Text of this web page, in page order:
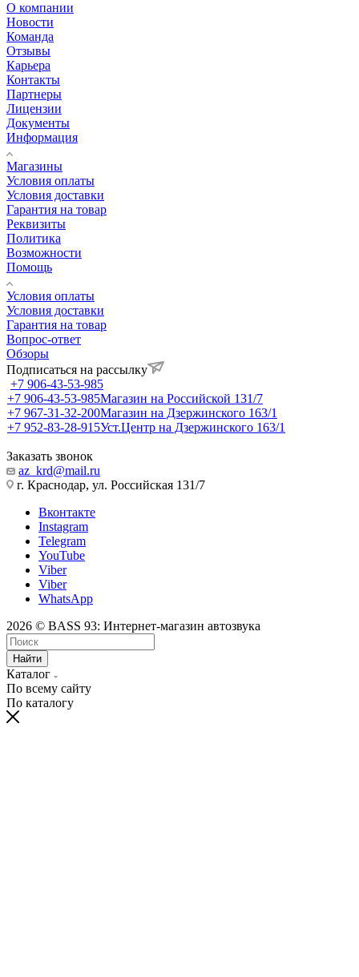
О компании
Новости
Команда
Отзывы
Карьера
Контакты
Партнеры
Лицензии
Документы
Информация
Магазины
Условия оплаты
Условия доставки
Гарантия на товар
Реквизиты
Политика
Возможности
Помощь
Условия оплаты
Условия доставки
Гарантия на товар
Вопрос-ответ
Обзоры
Подписаться на рассылку
+7 906-43-53-985
+7 906-43-53-985Магазин на Российской 131/7
+7 967-31-32-200Магазин на Дзержинского 163/1
+7 952-83-28-915Уст.Центр на Дзержинского 163/1
Заказать звонок
az_krd@mail.ru
г. Краснодар, ул. Российская 131/7
Вконтакте
Instagram
Telegram
YouTube
Viber
Viber
WhatsApp
2026 © BASS 93: Интернет-магазин автозвука
Найти
Каталог
По всему сайту
По каталогу